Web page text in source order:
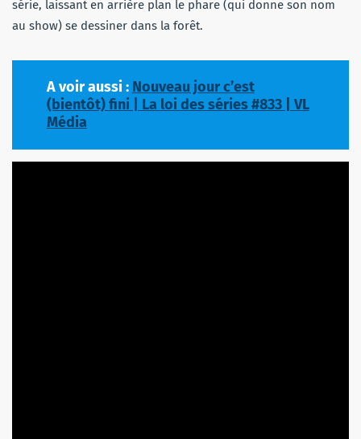
série, laissant en arrière plan le phare (qui donne son nom
au show) se dessiner dans la forêt.
A voir aussi : Nouveau jour c’est
(bientôt) fini | La loi des séries #833 | VL
Média